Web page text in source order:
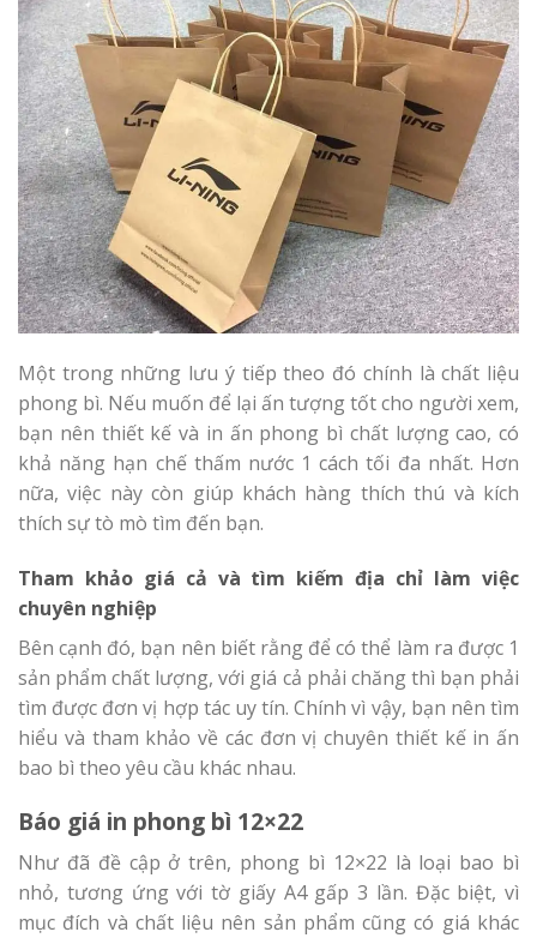
Một trong những lưu ý tiếp theo đó chính là chất liệu
phong bì. Nếu muốn để lại ấn tượng tốt cho người xem,
bạn nên thiết kế và in ấn phong bì chất lượng cao, có
khả năng hạn chế thấm nước 1 cách tối đa nhất. Hơn
nữa, việc này còn giúp khách hàng thích thú và kích
thích sự tò mò tìm đến bạn.
Tham khảo giá cả và tìm kiếm địa chỉ làm việc
chuyên nghiệp
Bên cạnh đó, bạn nên biết rằng để có thể làm ra được 1
sản phẩm chất lượng, với giá cả phải chăng thì bạn phải
tìm được đơn vị hợp tác uy tín. Chính vì vậy, bạn nên tìm
hiểu và tham khảo về các đơn vị chuyên thiết kế in ấn
bao bì theo yêu cầu khác nhau.
Báo giá in phong bì 12×22
Như đã đề cập ở trên, phong bì 12×22 là loại bao bì
nhỏ, tương ứng với tờ giấy A4 gấp 3 lần. Đặc biệt, vì
mục đích và chất liệu nên sản phẩm cũng có giá khác